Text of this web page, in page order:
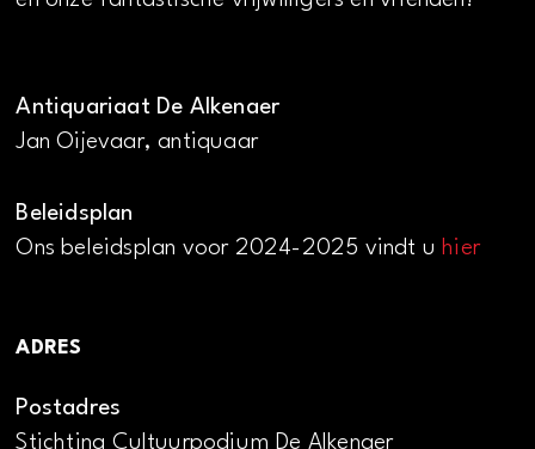
Antiquariaat De Alkenaer
Jan Oijevaar, antiquaar
Beleidsplan
Ons beleidsplan voor 2024-2025 vindt uhier
ADRES
Postadres
Stichting Cultuurpodium De Alkenaer